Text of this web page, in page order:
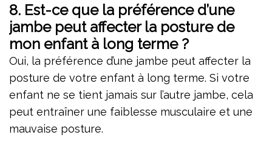
8. Est-ce que la préférence d’une
jambe peut affecter la posture de
mon enfant à long terme ?
Oui, la préférence d’une jambe peut affecter la
posture de votre enfant à long terme. Si votre
enfant ne se tient jamais sur l’autre jambe, cela
peut entraîner une faiblesse musculaire et une
mauvaise posture.